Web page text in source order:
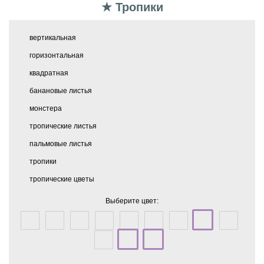
★ Тропики
вертикальная
горизонтальная
квадратная
банановые листья
монстера
тропические листья
пальмовые листья
тропики
тропические цветы
Выберите цвет: